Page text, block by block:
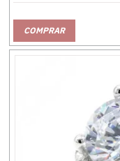
COMPRAR